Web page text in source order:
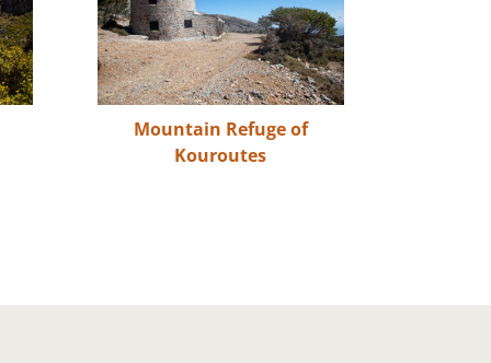
Mountain Refuge of
Kouroutes